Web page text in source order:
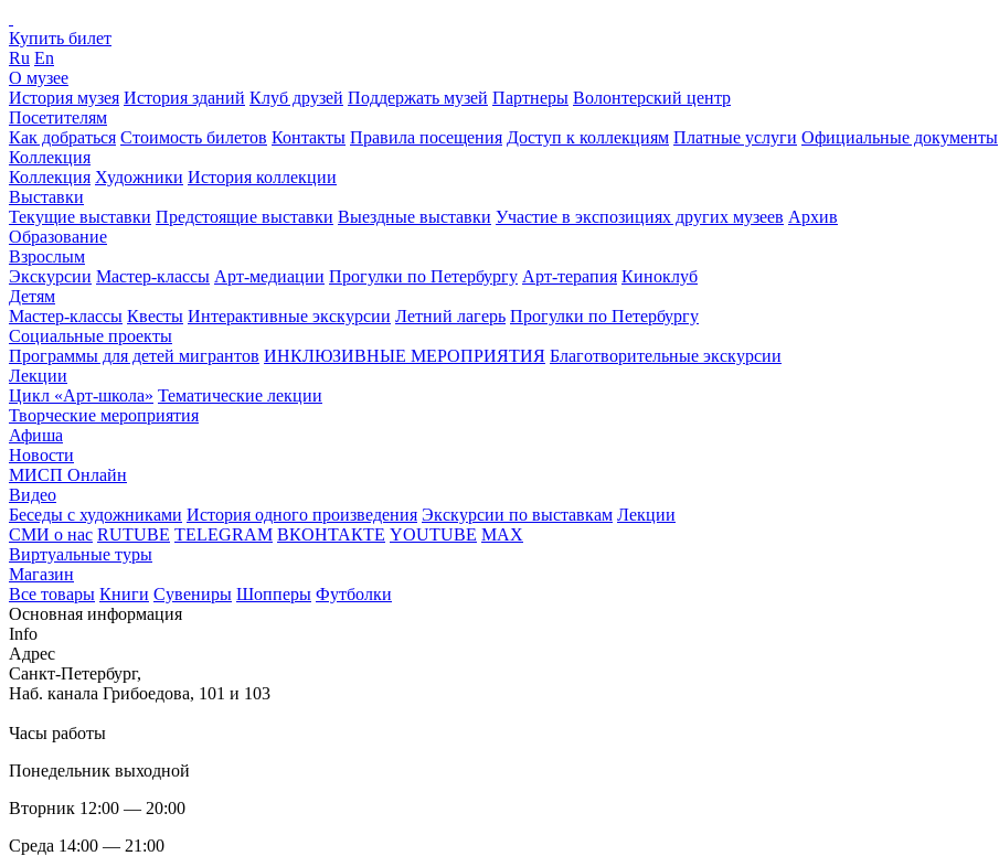
Купить билет
Ru En
О музее
История музея История зданий Клуб друзей Поддержать музей Партнеры Волонтерский центр
Посетителям
Как добраться Стоимость билетов Контакты Правила посещения Доступ к коллекциям Платные услуги Официальные документы
Коллекция
Коллекция Художники История коллекции
Выставки
Текущие выставки Предстоящие выставки Выездные выставки Участие в экспозициях других музеев Архив
Образование
Взрослым
Экскурсии Мастер-классы Арт-медиации Прогулки по Петербургу Арт-терапия Киноклуб
Детям
Мастер-классы Квесты Интерактивные экскурсии Летний лагерь Прогулки по Петербургу
Социальные проекты
Программы для детей мигрантов ИНКЛЮЗИВНЫЕ МЕРОПРИЯТИЯ Благотворительные экскурсии
Лекции
Цикл «Арт-школа» Тематические лекции
Творческие мероприятия
Афиша
Новости
МИСП Онлайн
Видео
Беседы с художниками История одного произведения Экскурсии по выставкам Лекции
СМИ о нас RUTUBE TELEGRAM ВКОНТАКТЕ YOUTUBE MAX
Виртуальные туры
Магазин
Все товары Книги Сувениры Шопперы Футболки
Основная информация
Info
Адрес
Санкт-Петербург,
Наб. канала Грибоедова, 101 и 103
Часы работы
Понедельник выходной
Вторник 12:00 — 20:00
Среда 14:00 — 21:00